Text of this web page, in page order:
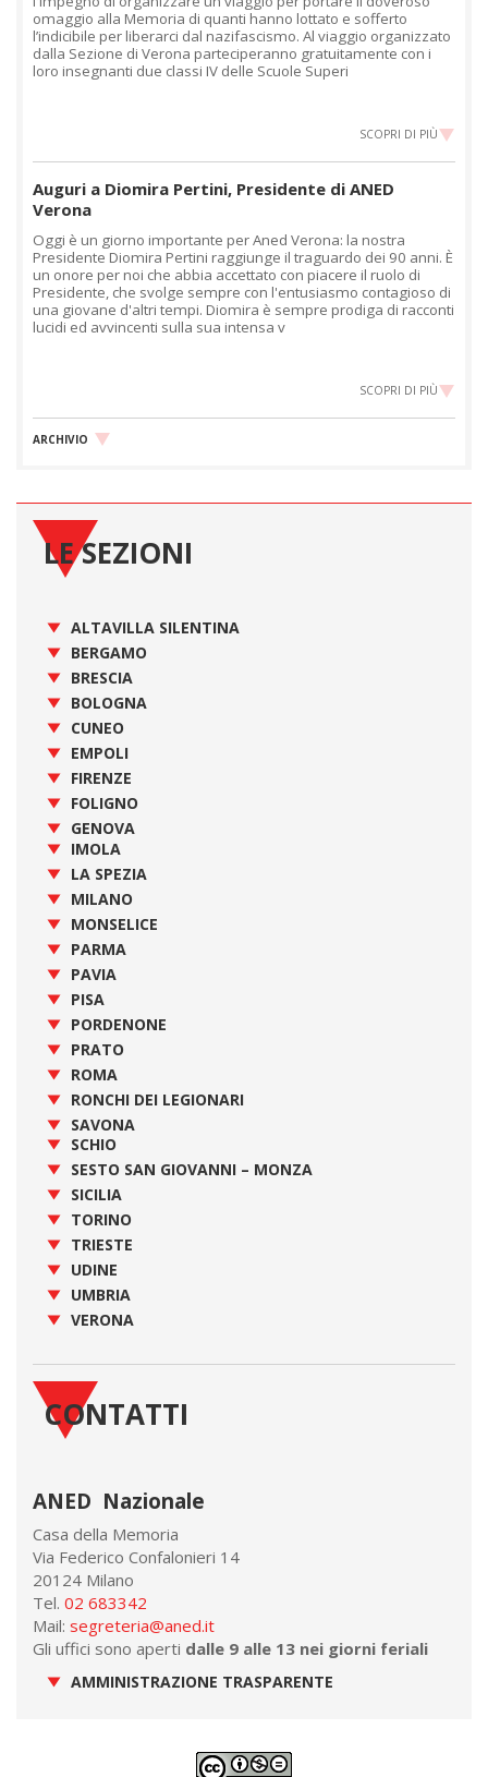
omaggio alla Memoria di quanti hanno lottato e sofferto
l’indicibile per liberarci dal nazifascismo. Al viaggio organizzato
dalla Sezione di Verona parteciperanno gratuitamente con i
loro insegnanti due classi IV delle Scuole Superi
SCOPRI DI PIÙ
Auguri a Diomira Pertini, Presidente di ANED
Verona
Oggi è un giorno importante per Aned Verona: la nostra
Presidente Diomira Pertini raggiunge il traguardo dei 90 anni. È
un onore per noi che abbia accettato con piacere il ruolo di
Presidente, che svolge sempre con l'entusiasmo contagioso di
una giovane d'altri tempi. Diomira è sempre prodiga di racconti
lucidi ed avvincenti sulla sua intensa v
SCOPRI DI PIÙ
ARCHIVIO
LE SEZIONI
ALTAVILLA SILENTINA
BERGAMO
BRESCIA
BOLOGNA
CUNEO
EMPOLI
FIRENZE
FOLIGNO
GENOVA
IMOLA
LA SPEZIA
MILANO
MONSELICE
PARMA
PAVIA
PISA
PORDENONE
PRATO
ROMA
RONCHI DEI LEGIONARI
SAVONA
SCHIO
SESTO SAN GIOVANNI – MONZA
SICILIA
TORINO
TRIESTE
UDINE
UMBRIA
VERONA
CONTATTI
ANED Nazionale
Casa della Memoria
Via Federico Confalonieri 14
20124 Milano
Tel. 02 683342
Mail: segreteria@aned.it
Gli uffici sono aperti dalle 9 alle 13 nei giorni feriali
AMMINISTRAZIONE TRASPARENTE